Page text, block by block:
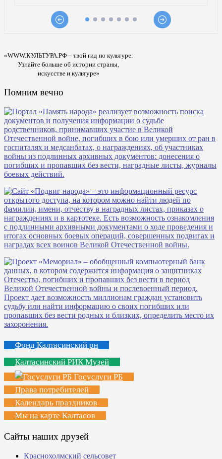
«WWW.КУЛЬТУРА.РФ – твой гид по культуре.
Узнайте больше об истории страны,
искусстве и культуре»
Помним вечно
Фонд Калтасинский рн
Калтасинский РИК Музей
Госуслуги РБ
Права потребителей
Календарь праздников
Мы на карте Калтасов
Сайты наших друзей
Краснохолмский сельсовет